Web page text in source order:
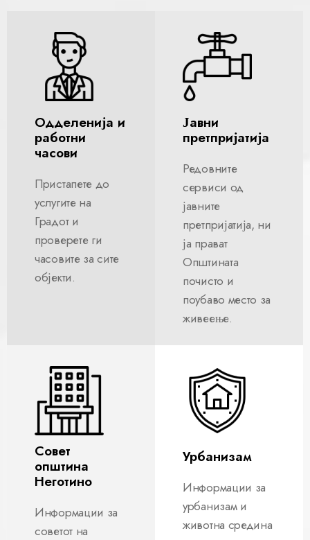
Одделенија и
работни
часови
Пристапете до
услугите на
Градот и
проверете ги
часовите за сите
објекти.
Јавни
претпријатија
Редовните
сервиси од
јавните
претпријатија, ни
ја прават
Општината
почисто и
поубаво место за
живеење.
Совет
општина
Неготино
Информации за
советот на
Урбанизам
Информации за
урбанизам и
животна средина